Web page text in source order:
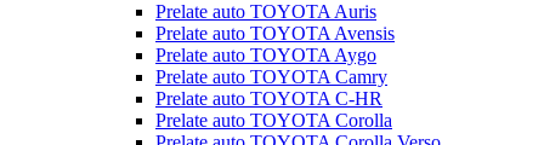
Prelate auto TOYOTA Auris
Prelate auto TOYOTA Avensis
Prelate auto TOYOTA Aygo
Prelate auto TOYOTA Camry
Prelate auto TOYOTA C-HR
Prelate auto TOYOTA Corolla